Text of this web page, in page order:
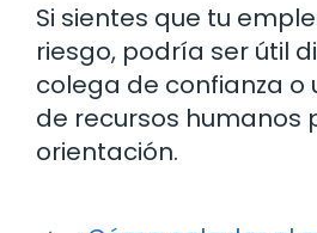
Si sientes que tu
riesgo, podría ser útil
colega de confianza o
de recursos humanos
orientación.